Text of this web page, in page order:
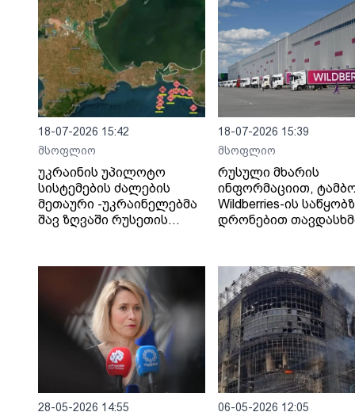
18-07-2026 15:42
მსოფლიო
უკრაინის უპილოტო
სისტემების ძალების
მეთაური -უკრაინელებმა
შავ ზღვაში რუსეთის
18-07-2026 15:39
მსოფლიო
რუსული მხარის
ინფორმაციით,
Wildberries-ის
დრონებით
28-05-2026 14:55
06-05-2026 12:05